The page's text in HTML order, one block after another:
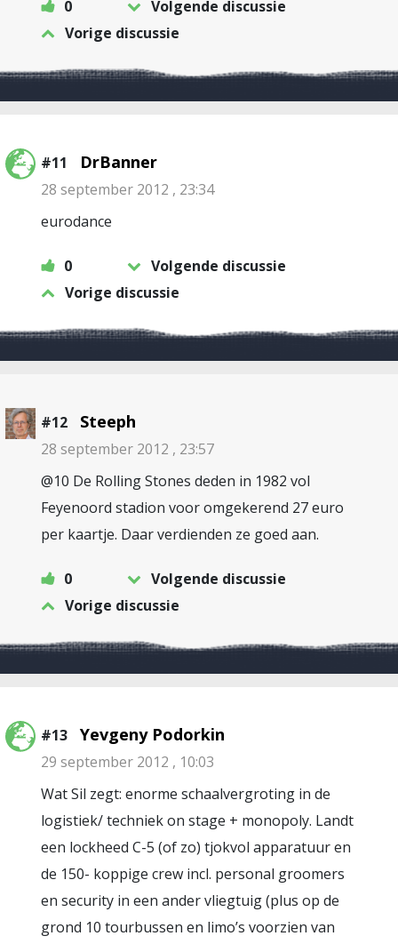
0
Volgende discussie
Vorige discussie
#11 DrBanner
28 september 2012 , 23:34
eurodance
0
Volgende discussie
Vorige discussie
#12 Steeph
28 september 2012 , 23:57
@10 De Rolling Stones deden in 1982 vol
Feyenoord stadion voor omgekerend 27 euro
per kaartje. Daar verdienden ze goed aan.
0
Volgende discussie
Vorige discussie
#13 Yevgeny Podorkin
29 september 2012 , 10:03
Wat Sil zegt: enorme schaalvergroting in de
logistiek/ techniek on stage + monopoly. Landt
een lockheed C-5 (of zo) tjokvol apparatuur en
de 150- koppige crew incl. personal groomers
en security in een ander vliegtuig (plus op de
grond 10 tourbussen en limo’s voorzien van